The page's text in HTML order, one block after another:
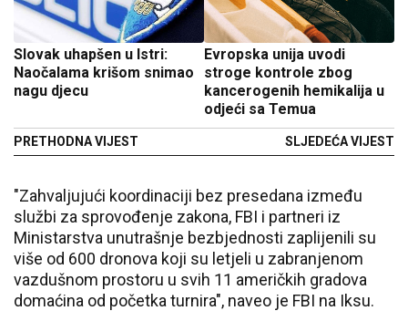
Slovak uhapšen u Istri:
Naočalama krišom snimao
nagu djecu
PRETHODNA VIJEST
Evropska unija uvodi
stroge kontrole zbog
kancerogenih hemikalija u
odjeći sa Temua
SLJEDEĆA VIJEST
"Zahvaljujući koordinaciji bez presedana između
službi za sprovođenje zakona, FBI i partneri iz
Ministarstva unutrašnje bezbjednosti zaplijenili su
više od 600 dronova koji su letjeli u zabranjenom
vazdušnom prostoru u svih 11 američkih gradova
domaćina od početka turnira", naveo je FBI na Iksu.